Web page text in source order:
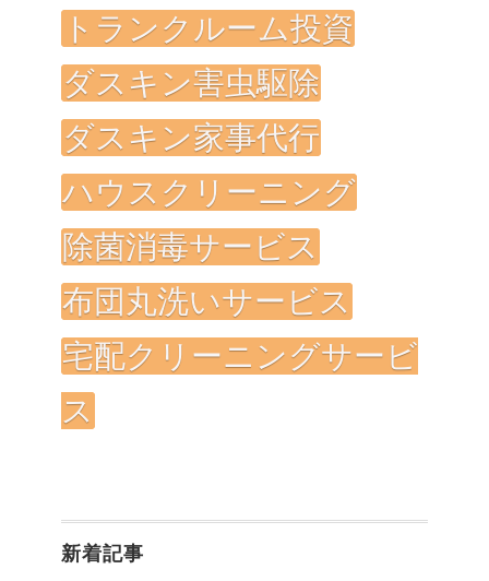
トランクルーム投資
ダスキン害虫駆除
ダスキン家事代行
ハウスクリーニング
除菌消毒サービス
布団丸洗いサービス
宅配クリーニングサービ
ス
新着記事